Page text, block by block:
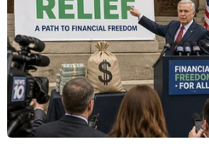
Một số nhà phân tích cho rằng
Vĩnh bị điều tra có thể do liên
xây dựng biệt thự bất hợp pháp
An tại chân núi phía bắc dãy
[Trung Quốc: 572 quan chức
trong đợt thanh tra đầu tiên]